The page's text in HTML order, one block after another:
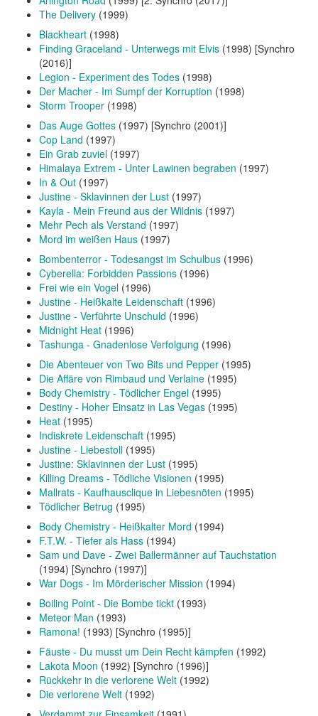
The Delivery (1999)
Blackheart (1998)
Finding Graceland - Unterwegs mit Elvis (1998) [Synchro
(2016)]
Legion - Experiment des Todes (1998)
Der Macher - Im Sumpf der Korruption (1998)
Storm Trooper (1998)
Das Auge Gottes (1997) [Synchro (2001)]
Cop Land (1997)
Ein Grab zuviel (1997)
Himalaya Extrem - Unter Lawinen begraben (1997)
In & Out (1997)
Justine - Sklavinnen der Lust (1997)
Kayla - Mein Freund aus der Wildnis (1997)
Mehr Pech als Verstand (1997)
Mord im weißen Haus (1997)
Bombenterror - Todesangst im Schulbus (1996)
Cyberella: Forbidden Passions (1996)
Frei wie ein Vogel (1996)
Justine - Heißkalte Leidenschaft (1996)
Justine - Verführte Unschuld (1996)
Midnight Heat (1996)
Tashunga - Gnadenlose Verfolgung (1996)
Die Abenteuer von Two Bits und Pepper (1995)
Die Affäre von Rimbaud und Verlaine (1995)
Body Chemistry - Tödlicher Engel (1995)
Destiny - Hoher Einsatz in Las Vegas (1995)
Heat (1995)
Indiskrete Leidenschaft (1995)
Justine - Liebestoll (1995)
Justine: Sklavinnen der Lust (1995)
Killing Dreams - Tödliche Visionen (1995)
Mallrats - Kaufhausclique in Liebesnöten (1995)
Tödlicher Betrug (1995)
Body Chemistry - Heißkalter Mord (1994)
F.T.W. - Tiefer als Hass (1994)
Sam und Dave - Zwei Ballermänner auf Tauchstation
(1994) [Synchro (1997)]
War Dogs - Im Mörderischer Mission (1994)
Boiling Point - Die Bombe tickt (1993)
Meteor Man (1993)
Ramona! (1993) [Synchro (1995)]
Fäuste - Du musst um Dein Recht kämpfen (1992)
Lakota Moon (1992) [Synchro (1996)]
Rückkehr in die verlorene Welt (1992)
Die verlorene Welt (1992)